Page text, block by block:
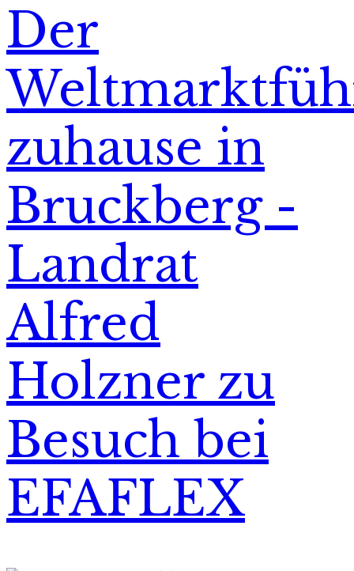
Der
zuhause in
Bruckberg -
Landrat
Alfred
Holzner zu
Besuch bei
EFAFLEX